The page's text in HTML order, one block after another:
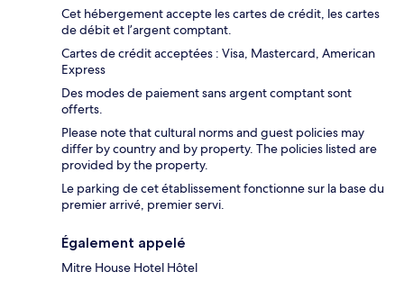
Cet hébergement accepte les cartes de crédit, les cartes
de débit et l’argent comptant.
Cartes de crédit acceptées : Visa, Mastercard, American
Express
Des modes de paiement sans argent comptant sont
offerts.
Please note that cultural norms and guest policies may
differ by country and by property. The policies listed are
provided by the property.
Le parking de cet établissement fonctionne sur la base du
premier arrivé, premier servi.
Également appelé
Mitre House Hotel Hôtel